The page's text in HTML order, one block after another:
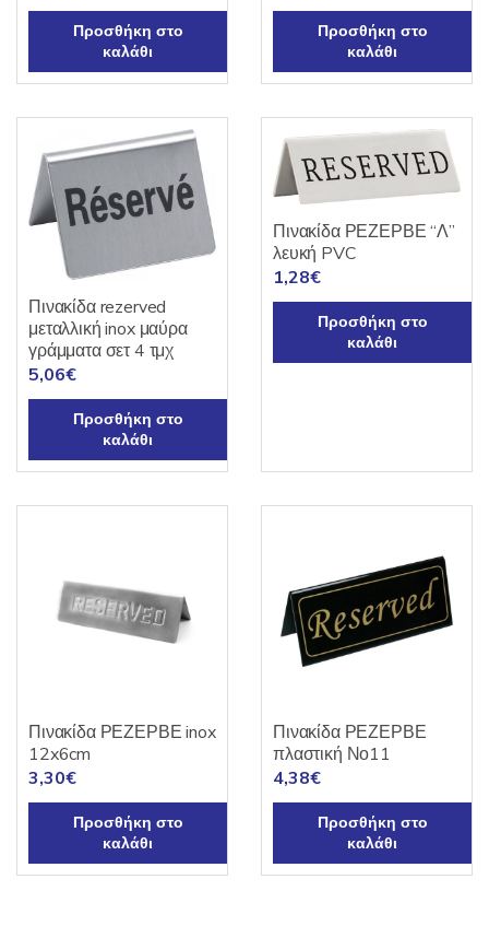
Προσθήκη στο
καλάθι
Προσθήκη στο
καλάθι
Πινακίδα rezerved
μεταλλική inox μαύρα
γράμματα σετ 4 τμχ
5,06€
Προσθήκη στο
καλάθι
Πινακίδα ΡΕΖΕΡΒΕ “Λ”
λευκή PVC
1,28€
Προσθήκη στο
καλάθι
Πινακίδα ΡΕΖΕΡΒΕ inox
12x6cm
3,30€
Προσθήκη στο
καλάθι
Πινακίδα ΡΕΖΕΡΒΕ
πλαστική Νο11
4,38€
Προσθήκη στο
καλάθι